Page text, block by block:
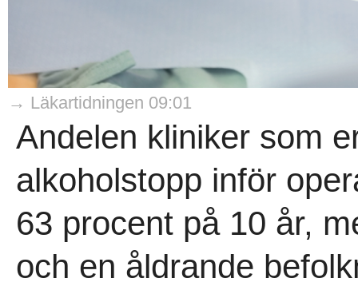
→ Läkartidningen 09:01
Andelen kliniker som
alkoholstopp inför
63 procent på 10 år,
och en åldrande